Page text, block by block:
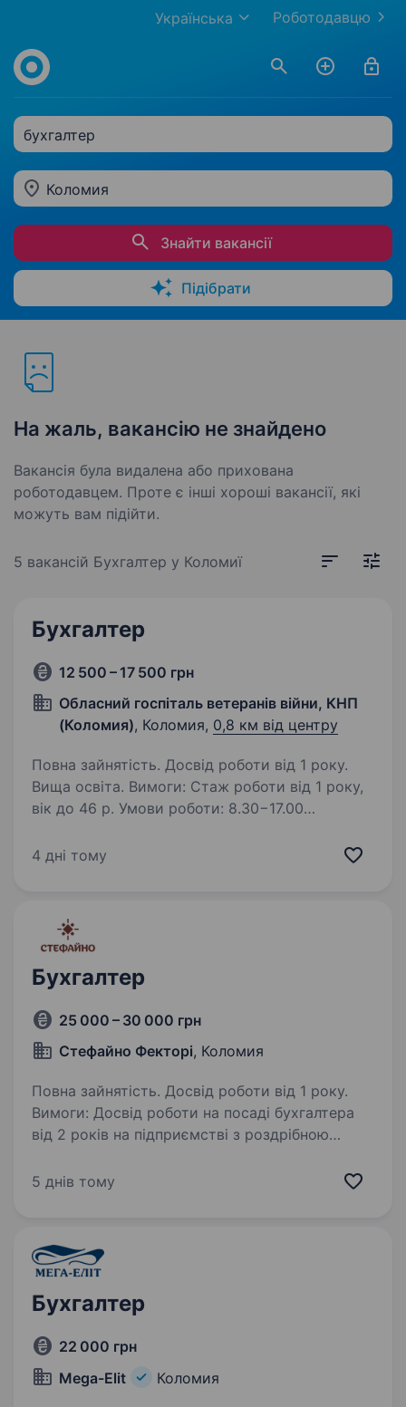
Роботодавцю
Українська
бухгалтер
Коломия
Знайти вакансії
Підібрати
На жаль, вакансію не знайдено
Вакансія була видалена або прихована
роботодавцем. Проте є інші хороші вакансії, які
можуть вам підійти.
5 вакансій Бухгалтер у Коломиї
Бухгалтер
12 500 – 17 500 грн
Обласний госпіталь ветеранів війни, КНП
(Коломия), Коломия, 0,8 км від центру
Повна зайнятість. Досвід роботи від 1 року.
Вища освіта. Вимоги: Стаж роботи від 1 року,
вік до 46 р. Умови роботи: 8.30−17.00
12.30−13.00 Обов’язки: Ведення обліку
4 дні тому
Бухгалтер
25 000 – 30 000 грн
Стефайно Фекторі, Коломия
Повна зайнятість. Досвід роботи від 1 року.
Вимоги: Досвід роботи на посаді бухгалтера
від 2 років на підприємстві з роздрібною
Пунктуальність, відповідальність. Умови
5 днів тому
Бухгалтер
22 000 грн
Mega-Elit
Коломия